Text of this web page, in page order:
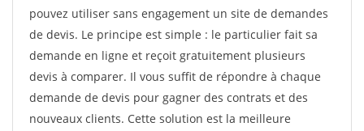
pouvez utiliser sans engagement un site de demandes
de devis. Le principe est simple : le particulier fait sa
demande en ligne et reçoit gratuitement plusieurs
devis à comparer. Il vous suffit de répondre à chaque
demande de devis pour gagner des contrats et des
nouveaux clients. Cette solution est la meilleure